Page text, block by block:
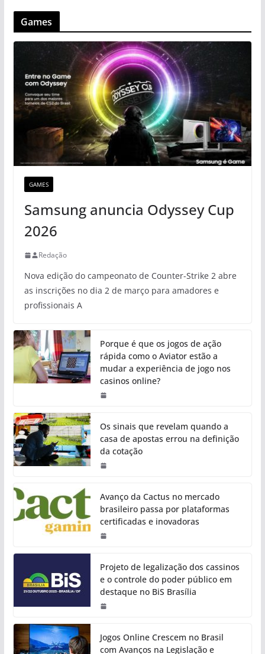
Games
GAMES
Samsung anuncia Odyssey Cup
2026
Redação
Nova edição do campeonato de Counter-Strike 2 abre
as inscrições no dia 2 de março para amadores e
profissionais A
Porque é que os jogos de ação
rápida como o Aviator estão a
mudar a experiência de jogo nos
casinos online?
Os sinais que revelam quando a
casa de apostas errou na definição
da cotação
Avanço da Cactus no mercado
brasileiro passa por plataformas
certificadas e inovadoras
Projeto de legalização dos cassinos
e o controle do poder público em
destaque no BiS Brasília
Jogos Online Crescem no Brasil
com Avanços na Legislação e